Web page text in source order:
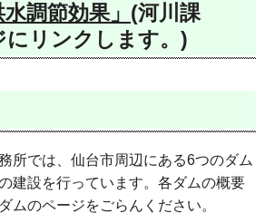
調節効果」 (河川課
にリンクします。)
所では、仙台市周辺にある6つのダム
建設を行っています。各ダムの概要
ムのページをごらんください。